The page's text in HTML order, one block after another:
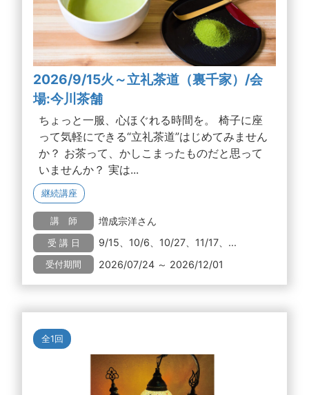
2026/9/15火～立礼茶道（裏千家）/会
場:今川茶舗
ちょっと一服、心ほぐれる時間を。 椅子に座
って気軽にできる“立礼茶道”はじめてみません
か？ お茶って、かしこまったものだと思って
いませんか？ 実は...
継続講座
講 師 増成宗洋さん
受 講 日 9/15、10/6、10/27、11/17、...
受付期間 2026/07/24 ～ 2026/12/01
全1回